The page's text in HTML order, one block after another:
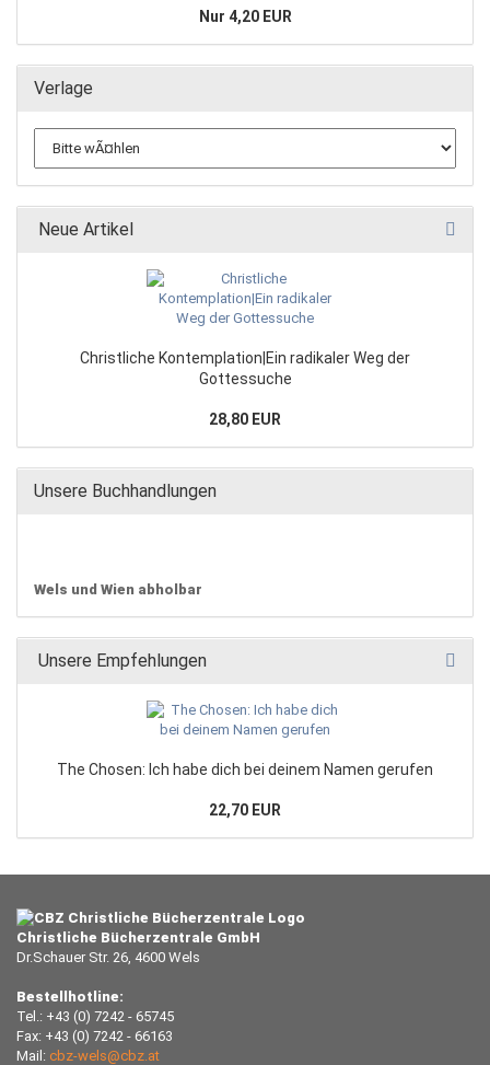
Nur 4,20 EUR
Verlage
Neue Artikel
Christliche Kontemplation|Ein radikaler Weg der
Gottessuche
28,80 EUR
Unsere Buchhandlungen
Wels und Wien abholbar
Unsere Empfehlungen
The Chosen: Ich habe dich bei deinem Namen gerufen
22,70 EUR
Christliche Bücherzentrale GmbH
Dr.Schauer Str. 26, 4600 Wels
Bestellhotline:
Tel.: +43 (0) 7242 - 65745
Fax: +43 (0) 7242 - 66163
Mail: cbz-wels@cbz.at